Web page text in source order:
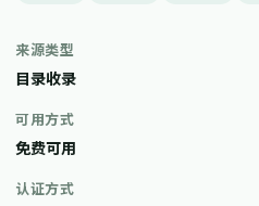
来源类型
目录收录
可用方式
免费可用
认证方式